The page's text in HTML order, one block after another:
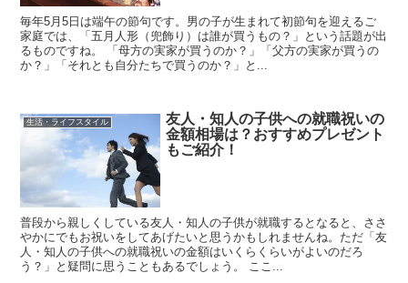
毎年5月5日は端午の節句です。男の子が生まれて初節句を迎えるご
家庭では、「五月人形（兜飾り）は誰が買うもの？」という話題が出
るものですね。 「母方の実家が買うのか？」「父方の実家が買うの
か？」「それとも自分たちで買うのか？」と...
生活・ライフスタイル
友人・知人の子供への就職祝いの
金額相場は？おすすめプレゼント
もご紹介！
普段から親しくしている友人・知人の子供が就職するとなると、ささ
やかにでもお祝いをしてあげたいと思うかもしれませんね。ただ「友
人・知人の子供への就職祝いの金額はいくらくらいがよいのだろ
う？」と疑問に思うこともあるでしょう。 ここ...